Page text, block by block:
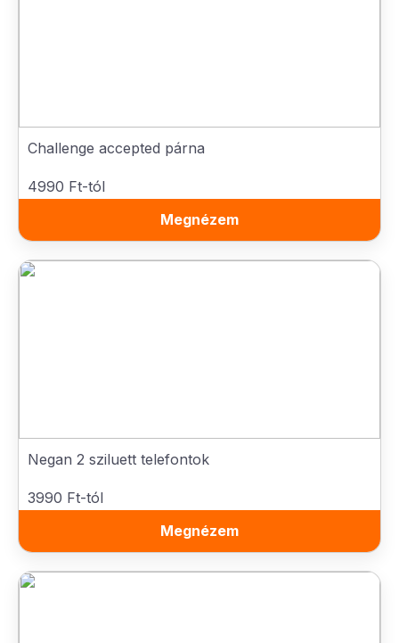
Challenge accepted párna
4990 Ft-tól
Megnézem
Negan 2 sziluett telefontok
3990 Ft-tól
Megnézem